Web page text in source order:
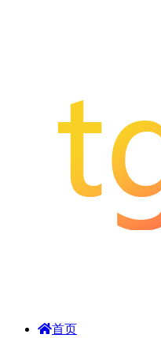
首页